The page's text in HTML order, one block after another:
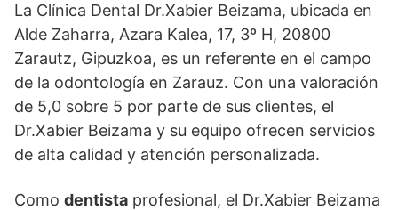
La Clínica Dental Dr.Xabier Beizama, ubicada en
Alde Zaharra, Azara Kalea, 17, 3º H, 20800
Zarautz, Gipuzkoa, es un referente en el campo
de la odontología en Zarauz. Con una valoración
de 5,0 sobre 5 por parte de sus clientes, el
Dr.Xabier Beizama y su equipo ofrecen servicios
de alta calidad y atención personalizada.
Como dentista profesional, el Dr.Xabier Beizama